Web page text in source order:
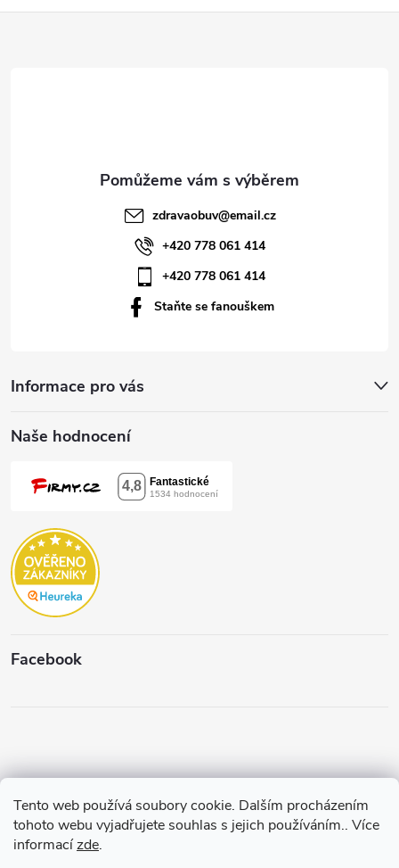
Tento web používá soubory cookie. Dalším procházením
tohoto webu vyjadřujete souhlas s jejich používáním.. Více
informacízde.
Informace pro vás
Naše hodnocení
Facebook
zdravaobuv@email.cz
+420 778 061 414
+420 778 061 414
Staňte se fanouškem
Copyright 2026 Štěpánková & C. . Všechna práva vyhrazena.
Upravit
nastavení cookies